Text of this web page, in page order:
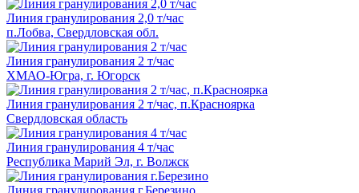
Линия гранулирования 2,0 т/час
п.Лобва, Свердловская обл.
Линия гранулирования 2 т/час
ХМАО-Югра, г. Югорск
Линия гранулирования 2 т/час, п.Красноярка
Свердловская область
Линия гранулирования 4 т/час
Республика Марий Эл, г. Волжск
Линия гранулирования г.Березино